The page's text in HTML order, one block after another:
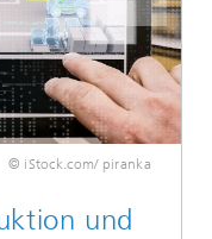
© iStock.com/ piranka
und